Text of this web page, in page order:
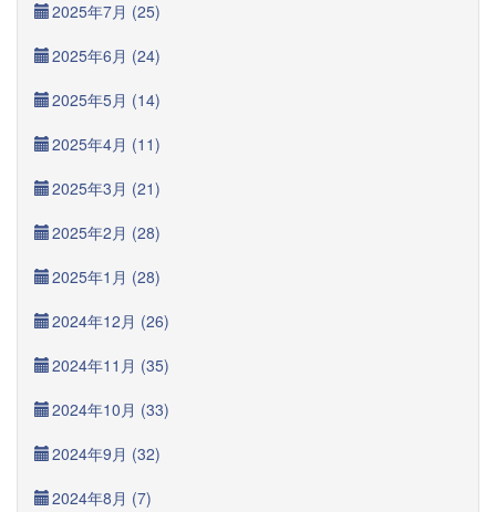
2025年7月 (25)
2025年6月 (24)
2025年5月 (14)
2025年4月 (11)
2025年3月 (21)
2025年2月 (28)
2025年1月 (28)
2024年12月 (26)
2024年11月 (35)
2024年10月 (33)
2024年9月 (32)
2024年8月 (7)